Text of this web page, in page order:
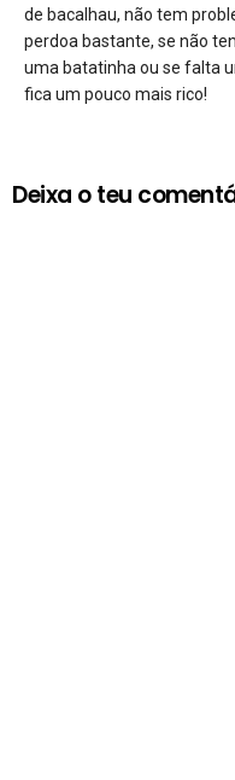
de bacalhau, não tem
perdoa bastante, se não
uma batatinha ou se falta
fica um pouco mais rico!
Deixa o teu